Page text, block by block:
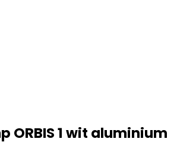
ORBIS 1 wit aluminium